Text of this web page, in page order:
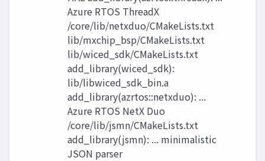
Azure RTOS ThreadX
/core/lib/netxduo/CMakeLists.txt
lib/mxchip_bsp/CMakeLists.txt
lib/wiced_sdk/CMakeLists.txt
add_library(wiced_sdk):
lib/libwiced_sdk_bin.a
add_library(azrtos::netxduo): ...
Azure RTOS NetX Duo
/core/lib/jsmn/CMakeLists.txt
add_library(jsmn): ... minimalistic
JSON parser